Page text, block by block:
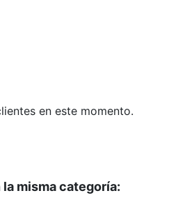
en este momento.
misma categoría: